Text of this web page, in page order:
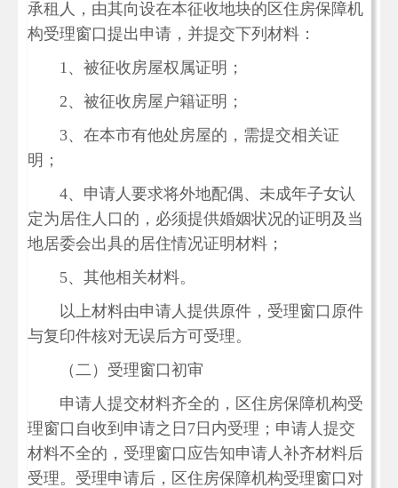
承租人，由其向设在本征收地块的区住房保障机
构受理窗口提出申请，并提交下列材料：
1、被征收房屋权属证明；
2、被征收房屋户籍证明；
3、在本市有他处房屋的，需提交相关证
明；
4、申请人要求将外地配偶、未成年子女认
定为居住人口的，必须提供婚姻状况的证明及当
地居委会出具的居住情况证明材料；
5、其他相关材料。
以上材料由申请人提供原件，受理窗口原件
与复印件核对无误后方可受理。
（二）受理窗口初审
申请人提交材料齐全的，区住房保障机构受
理窗口自收到申请之日7日内受理；申请人提交
材料不全的，受理窗口应告知申请人补齐材料后
受理。受理申请后，区住房保障机构受理窗口对